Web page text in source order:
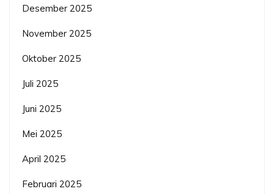
Desember 2025
November 2025
Oktober 2025
Juli 2025
Juni 2025
Mei 2025
April 2025
Februari 2025